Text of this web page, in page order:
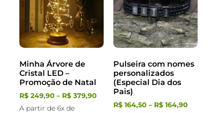
Minha Árvore de
Cristal LED –
Promoção de Natal
R$ 249,90 – R$ 379,90
A partir de 6x de
Pulseira com nomes
personalizados
(Especial Dia dos
Pais)
R$ 164,50 – R$ 164,90